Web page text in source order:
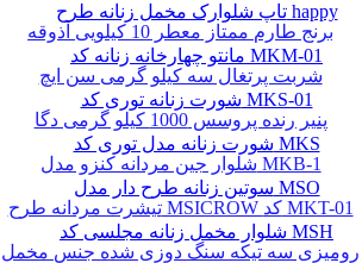
برنج طارم ممتاز معطر 10 کیلویی آذوقه
شربت پرتغال سه کیلو گرمی سن ایچ
پنیر رنده پروسس 1000 کیلو گرمی دگا
شلوار جین مردانه کنزو مدل MKB-1
تیشرت مردانه طرح MSICROW کد MKT-01
رومیزی سه تیکه سنگ دوزی شده جنس مخمل
تاپ شلوارک مخمل زنانه طرح happy
مانتو چهارخانه زنانه کد MKM-01
شورت زنانه توری کد MKS-01
شورت زنانه مدل توری کد MKS
سوتین زنانه طرح دار مدل MSO
شلوار مخمل زنانه مجلسی کد MSH